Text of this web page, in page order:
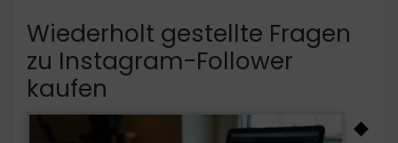
Wiederholt gestellte Fragen
zu Instagram-Follower
kaufen
◆